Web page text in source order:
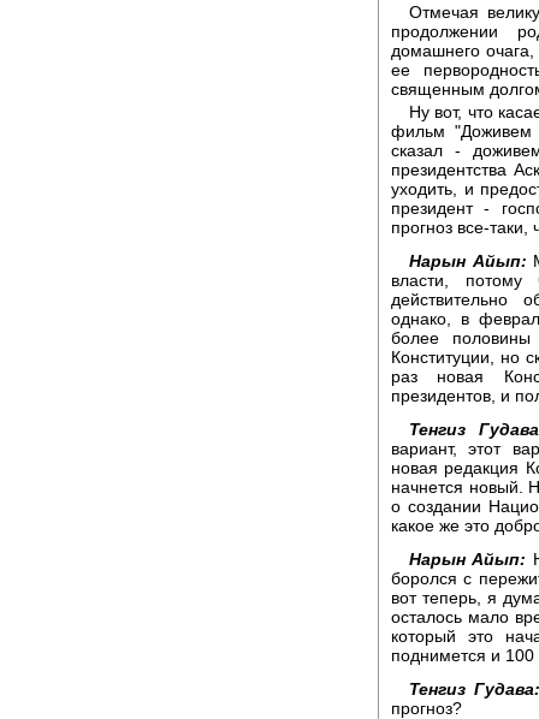
Отмечая
продолжении
домашнего
ее
священным
Ну вот, что
фильм "Доживем
сказал -
президентства
уходить, и
президент -
прогноз все-таки,
Нарын Айып:
власти,
действительно
однако, в
более половины
Конституции, но
раз новая
президентов, и
Тенгиз
вариант, этот
новая редакция
начнется новый.
о создании
какое же это
Нарын Айып:
боролся с
вот теперь, я
осталось мало
который это
поднимется и 100
Тенгиз Гудава:
прогноз?